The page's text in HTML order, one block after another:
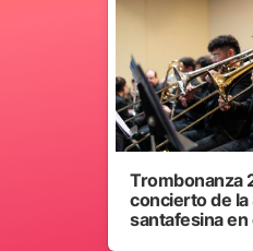
Trombonanza
concierto de la
santafesina en